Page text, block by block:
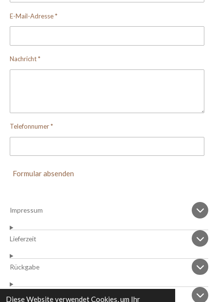
Diese Website verwendet Cookies, um Ihr
E-Mail-Adresse *
Nachricht *
Telefonnumer *
Formular absenden
Impressum
Lieferzeit
Rückgabe
Cookies